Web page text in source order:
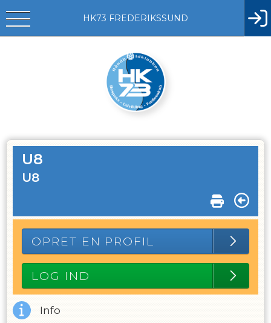
HK73 FREDERIKSSUND
U8
U8
OPRET EN PROFIL
LOG IND
Info